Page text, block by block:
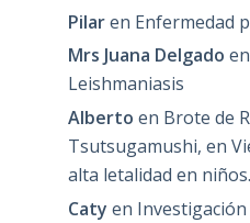
Pilaren Enfermedad
Mrs Juana Delgado en
Leishmaniasis
Alberto en Brote de
Tsutsugamushi, en
alta letalidad en niños.
Caty en